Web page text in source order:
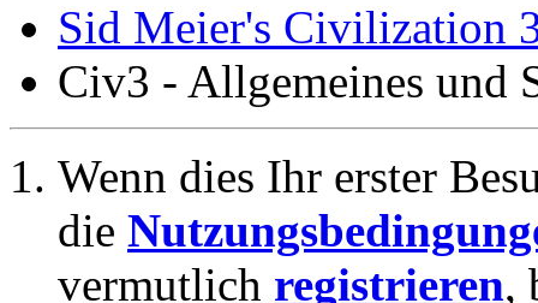
Sid Meier's Civilization
Civ3 - Allgemeines und
Wenn dies Ihr erster
die
vermutlich registrieren,